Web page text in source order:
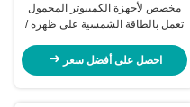
مخصص لأجهزة الكمبيوتر المحمول
تعمل بالطاقة الشمسية على ظهره /
احصل على أفضل سعر